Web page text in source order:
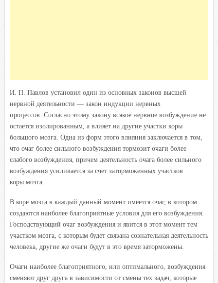
И. П. Павлов установил один из основных законов высшей
нервной деятельности — закон индукции нервных
процессов. Согласно этому закону всякое нервное возбуждение не
остается изолированным, а влияет на другие участки коры
большого мозга. Одна из форм этого влияния заключается в том,
что очаг более сильного возбуждения тормозит очаги более
слабого возбуждения, причем деятельность очага более сильного
возбуждения усиливается за счет заторможенных участков
коры мозга.
В коре мозга в каждый данный момент имеется очаг, в котором
создаются наиболее благоприятные условия для его возбуждения.
Господствующий очаг возбуждения и явится в этот момент тем
участком мозга, с которым будет связана сознательная деятельность
человека, другие же очаги будут в это время заторможены.
Очаги наиболее благоприятного, или оптимального, возбуждения
сменяют друг друга в зависимости от смены тех задач, которые